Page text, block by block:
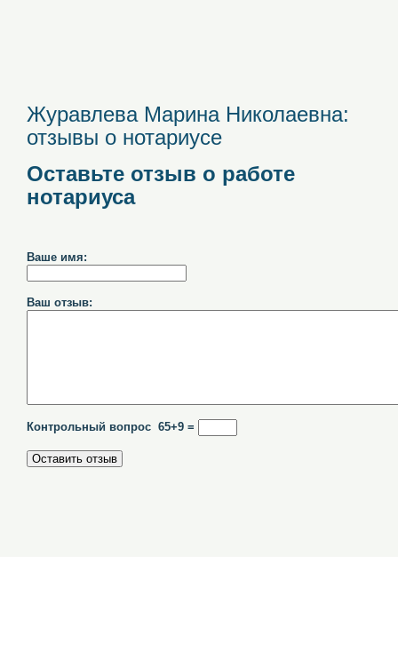
Журавлева Марина Николаевна:
отзывы о нотариусе
Оставьте отзыв о работе
нотариуса
Ваше имя:
Ваш отзыв:
Контрольный вопрос 65+9 =